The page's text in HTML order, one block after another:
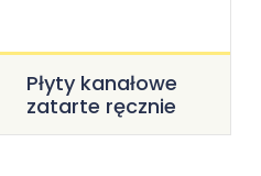
Płyty kanałowe
zatarte ręcznie